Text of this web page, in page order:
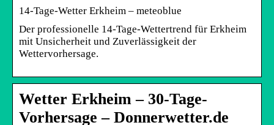
14-Tage-Wetter Erkheim – meteoblue
Der professionelle 14-Tage-Wettertrend für Erkheim
mit Unsicherheit und Zuverlässigkeit der
Wettervorhersage.
Wetter Erkheim – 30-Tage-
Vorhersage – Donnerwetter.de